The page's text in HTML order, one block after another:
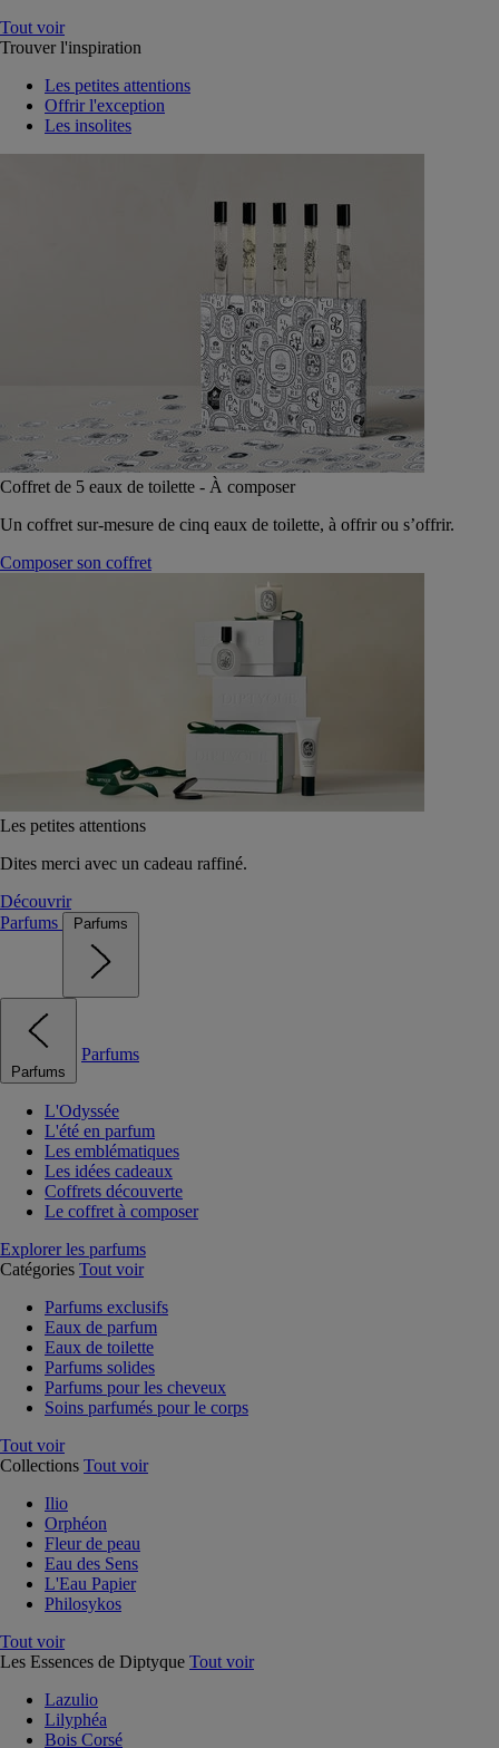
Tout voir
Trouver l'inspiration
Les petites attentions
Offrir l'exception
Les insolites
Coffret de 5 eaux de toilette - À composer
Un coffret sur-mesure de cinq eaux de toilette, à offrir ou s’offrir.
Composer son coffret
Les petites attentions
Dites merci avec un cadeau raffiné.
Découvrir
Parfums
Parfums
Parfums
Parfums
L'Odyssée
L'été en parfum
Les emblématiques
Les idées cadeaux
Coffrets découverte
Le coffret à composer
Explorer les parfums
Catégories Tout voir
Parfums exclusifs
Eaux de parfum
Eaux de toilette
Parfums solides
Parfums pour les cheveux
Soins parfumés pour le corps
Tout voir
Collections Tout voir
Ilio
Orphéon
Fleur de peau
Eau des Sens
L'Eau Papier
Philosykos
Tout voir
Les Essences de Diptyque Tout voir
Lazulio
Lilyphéa
Bois Corsé